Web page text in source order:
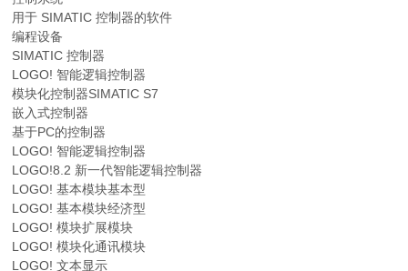
用于 SIMATIC 控制器的软件
编程设备
SIMATIC 控制器
LOGO! 智能逻辑控制器
模块化控制器SIMATIC S7
嵌入式控制器
基于PC的控制器
LOGO! 智能逻辑控制器
LOGO!8.2 新一代智能逻辑控制器
LOGO! 基本模块基本型
LOGO! 基本模块经济型
LOGO! 模块扩展模块
LOGO! 模块化通讯模块
LOGO! 文本显示